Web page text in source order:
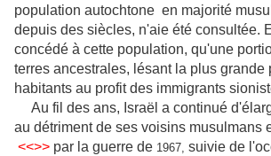
population autochtone en majorité
depuis des siècles, n'aie été consultée.
concédé à cette population, qu'une
terres ancestrales, lésant la plus grande
habitants au profit des immigrants
Au fil des ans, Israël a continué
au détriment de ses voisins musulmans
<<>> par la guerre de 1967, suivie de